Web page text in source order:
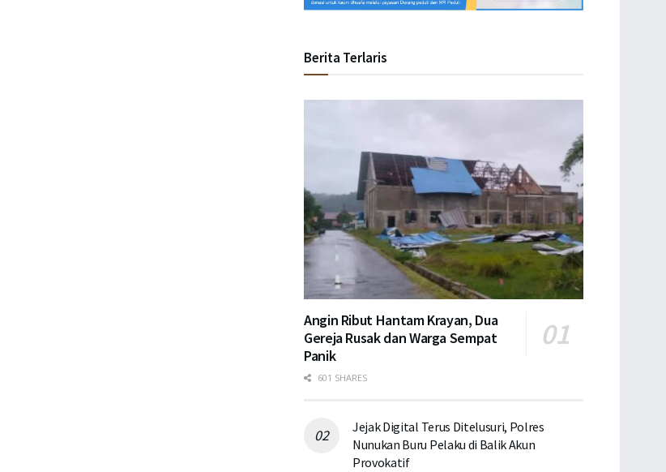
Berita Terlaris
Angin Ribut Hantam Krayan, Dua
Gereja Rusak dan Warga Sempat
Panik
601 SHARES
Jejak Digital Terus Ditelusuri, Polres
Nunukan Buru Pelaku di Balik Akun
Provokatif